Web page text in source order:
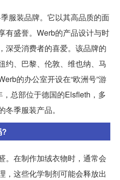
服装品牌。它以其高品质的面
有盛誉。Werb的产品设计与时
深受消费者的喜爱。该品牌的
约、巴黎、伦敦、维也纳、马
的办公室开设在“欧洲号”游
总部位于德国的Elsfleth，多
季服装产品。
?
。在制作加绒衣物时，通常会
，这些化学制剂可能会释放出